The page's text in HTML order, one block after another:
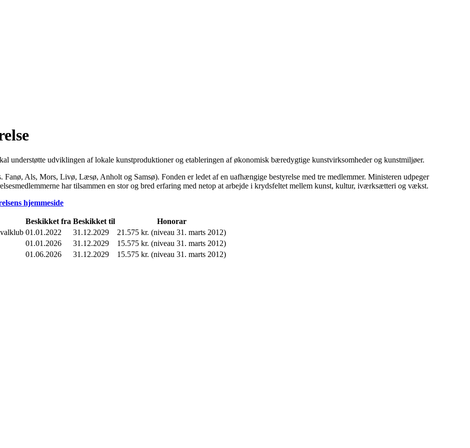
understøtte udviklingen af lokale kunstproduktioner og etableringen af økonomisk bæredygtige kunstvirksomheder og kunstmiljøer.
Als, Mors, Livø, Læsø, Anholt og Samsø). Fonden er ledet af en uafhængige bestyrelse med tre medlemmer. Ministeren udpeger
har tilsammen en stor og bred erfaring med netop at arbejde i krydsfeltet mellem kunst, kultur, iværksætteri og vækst.
hjemmeside
Beskikket fra Beskikket til
Honorar
01.01.2022 31.12.2029
21.575 kr. (niveau 31. marts 2012)
01.01.2026 31.12.2029
15.575 kr. (niveau 31. marts 2012)
01.06.2026 31.12.2029
15.575 kr. (niveau 31. marts 2012)